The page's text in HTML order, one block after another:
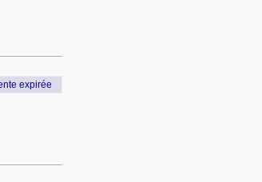
expirée